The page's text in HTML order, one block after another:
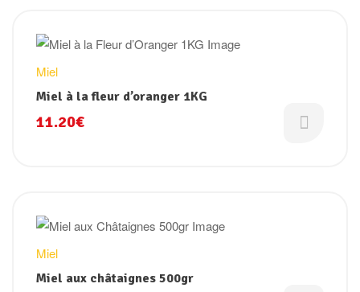
Miel
Miel à la fleur d’oranger 1KG
11.20€
Miel
Miel aux châtaignes 500gr